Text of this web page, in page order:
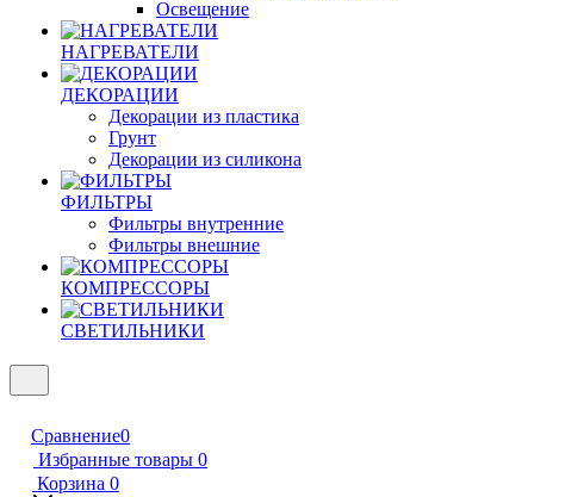
Освещение
НАГРЕВАТЕЛИ
ДЕКОРАЦИИ
Декорации из пластика
Грунт
Декорации из силикона
ФИЛЬТРЫ
Фильтры внутренние
Фильтры внешние
КОМПРЕССОРЫ
СВЕТИЛЬНИКИ
Сравнение0
Избранные товары 0
Корзина 0